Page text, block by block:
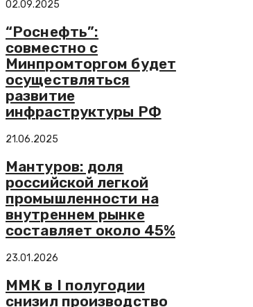
02.09.2025
“Роснефть”:
совместно с
Минпромторгом будет
осуществляться
развитие
инфраструктуры РФ
21.06.2025
Мантуров: доля
российской легкой
промышленности на
внутреннем рынке
составляет около 45%
23.01.2026
ММК в I полугодии
снизил производство